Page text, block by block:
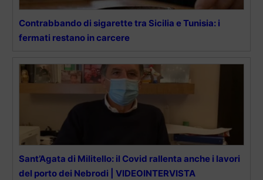
Contrabbando di sigarette tra Sicilia e Tunisia: i
fermati restano in carcere
Sant’Agata di Militello: il Covid rallenta anche i lavori
del porto dei Nebrodi | VIDEOINTERVISTA